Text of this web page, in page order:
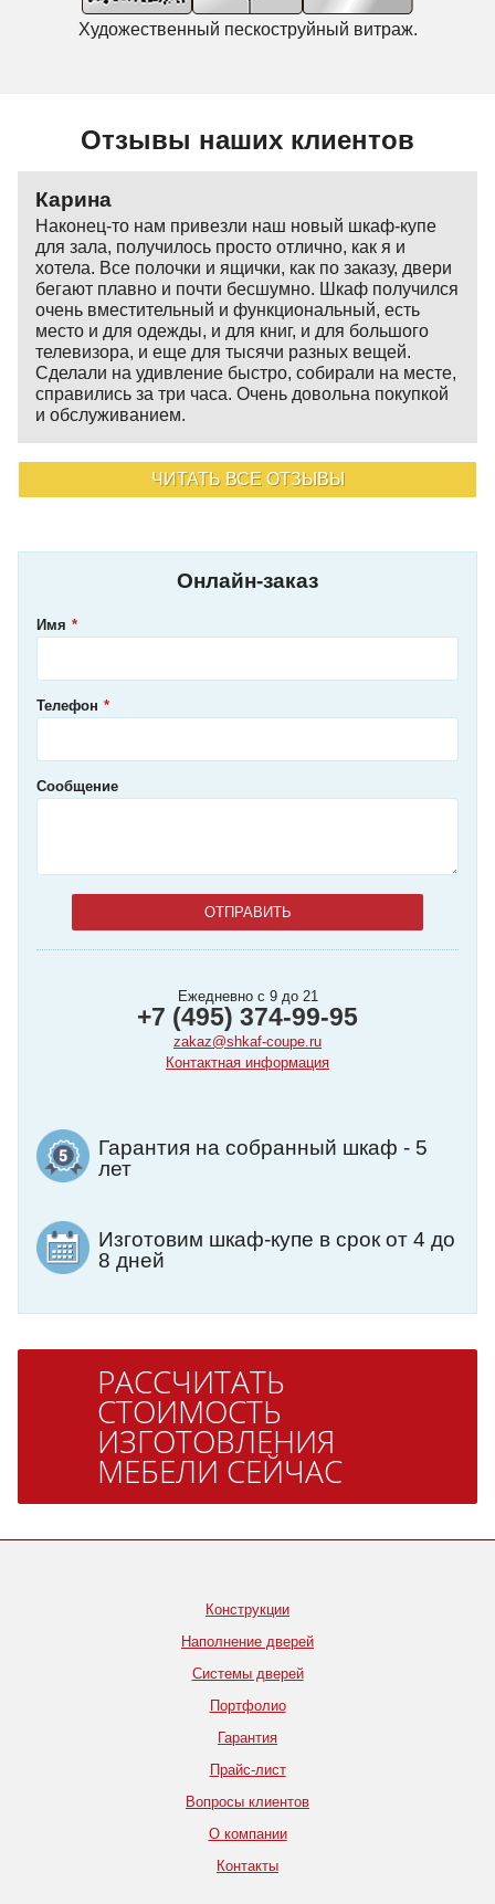
Художественный пескоструйный витраж.
Отзывы наших клиентов
Карина
Наконец-то нам привезли наш новый шкаф-купе
для зала, получилось просто отлично, как я и
хотела. Все полочки и ящички, как по заказу, двери
бегают плавно и почти бесшумно. Шкаф получился
очень вместительный и функциональный, есть
место и для одежды, и для книг, и для большого
телевизора, и еще для тысячи разных вещей.
Сделали на удивление быстро, собирали на месте,
справились за три часа. Очень довольна покупкой
и обслуживанием.
ЧИТАТЬ ВСЕ ОТЗЫВЫ
Онлайн-заказ
Имя
Телефон
Сообщение
Ежедневно с 9 до 21
+7 (495) 374-99-95
zakaz@shkaf-coupe.ru
Контактная информация
Гарантия на собранный шкаф - 5
лет
Изготовим шкаф-купе в срок от 4 до
8 дней
РАССЧИТАТЬ
СТОИМОСТЬ
ИЗГОТОВЛЕНИЯ
МЕБЕЛИ СЕЙЧАС
Конструкции
Наполнение дверей
Системы дверей
Портфолио
Гарантия
Прайс-лист
Вопросы клиентов
О компании
Контакты